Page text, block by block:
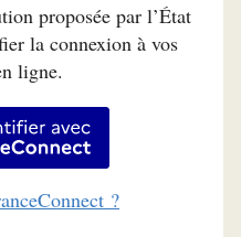
proposée par l’État
la connexion à vos
ligne.
avec
?